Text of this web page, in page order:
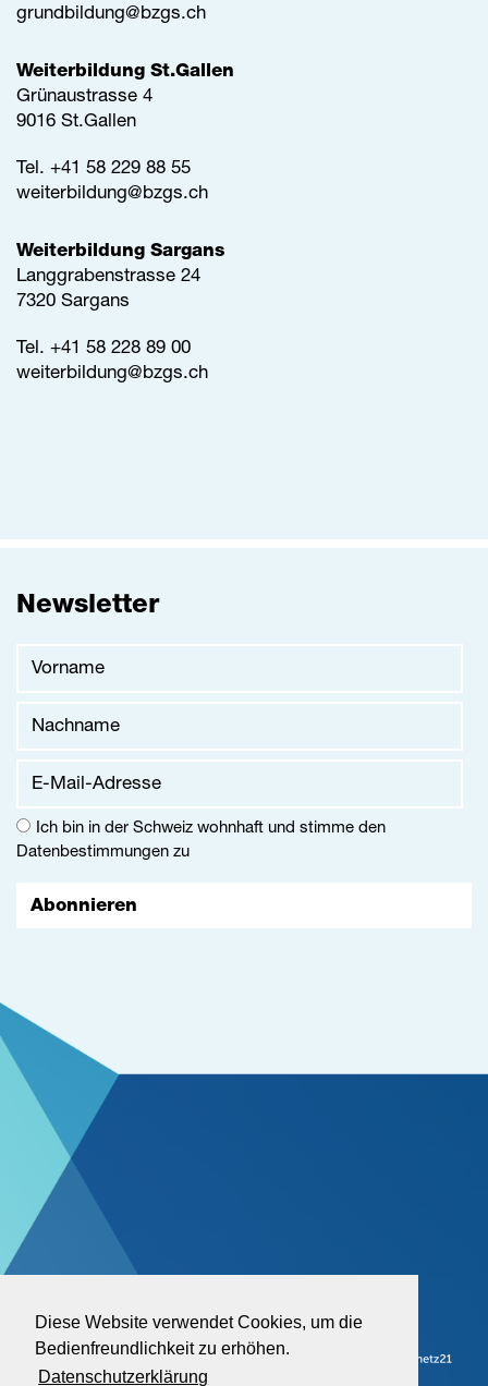
Diese Website verwendet Cookies, um die
Bedienfreundlichkeit zu erhöhen.
Datenschutzerklärung
grundbildung@bzgs.ch
Weiterbildung St.Gallen
Grünaustrasse 4
9016 St.Gallen
Tel. +41 58 229 88 55
weiterbildung@bzgs.ch
Weiterbildung Sargans
Langgrabenstrasse 24
7320 Sargans
Tel. +41 58 228 89 00
weiterbildung@bzgs.ch
Newsletter
Abonnieren
Ich bin in der Schweiz wohnhaft und stimme den
Datenbestimmungen zu